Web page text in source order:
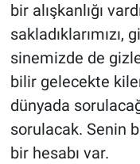
bir alışkanlığı
sinemizde de
bilir gelecekte
dünyada
sorulacak. Senin
bir hesabı var.